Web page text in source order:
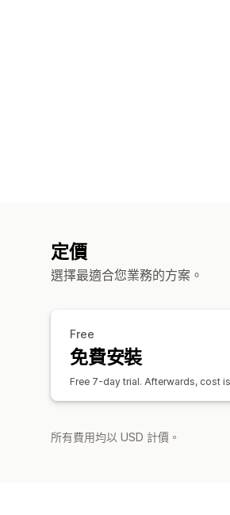
定價
選擇最適合您業務的方案。
Free
免費安裝
Free 7-day trial. Afterwards, cost
所有費用均以 USD 計價。